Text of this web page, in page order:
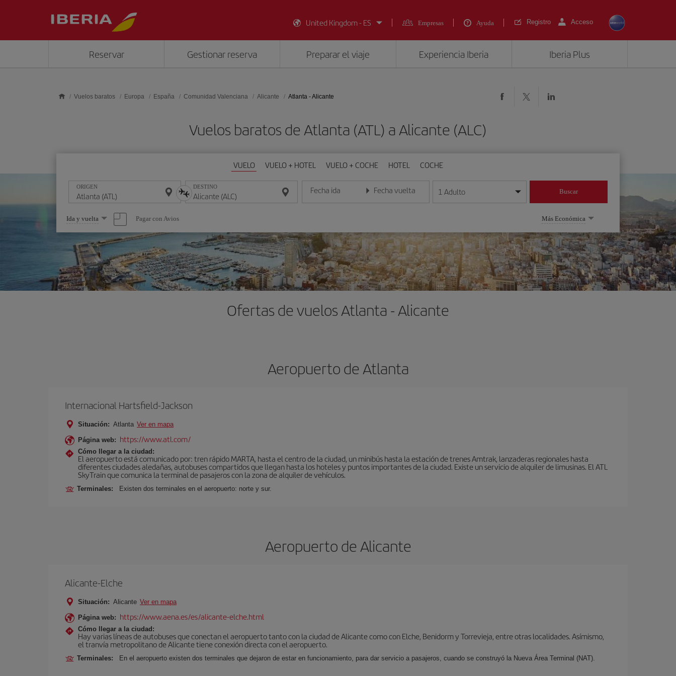
United Kingdom - ES
Empresas Ayuda Registro Acceso
Reservar Gestionar reserva Preparar el viaje Experiencia Iberia Iberia Plus
Vuelos baratos Europa España Comunidad Valenciana Alicante Atlanta - Alicante
Vuelos baratos de Atlanta (ATL) a Alicante (ALC)
VUELO VUELO + HOTEL VUELO + COCHE HOTEL COCHE
ORIGEN DESTINO Fecha ida
Introduce la fecha en formato día/mes/año
Fecha vuelta
Introduce la fecha en formato día/mes/año
1 Adulto Buscar
Seleccione
una
opción
Ida y vuelta Pagar con Avios Más Económica
Ofertas de vuelos Atlanta - Alicante
Aeropuerto de Atlanta
Internacional Hartsfield-Jackson
Situación: Atlanta Ver en mapa
Página web: https://www.atl.com/
Cómo llegar a la ciudad:
El aeropuerto está comunicado por: tren rápido MARTA, hasta el centro de la ciudad, un minibús hasta la estación de trenes Amtrak, lanzaderas regionales hasta
diferentes ciudades aledañas, autobuses compartidos que llegan hasta los hoteles y puntos importantes de la ciudad. Existe un servicio de alquiler de limusinas. El ATL
SkyTrain que comunica la terminal de pasajeros con la zona de alquiler de vehículos.
Terminales: Existen dos terminales en el aeropuerto: norte y sur.
Aeropuerto de Alicante
Alicante-Elche
Situación: Alicante Ver en mapa
Página web: https://www.aena.es/es/alicante-elche.html
Cómo llegar a la ciudad:
Hay varias líneas de autobuses que conectan el aeropuerto tanto con la ciudad de Alicante como con Elche, Benidorm y Torrevieja, entre otras localidades. Asímismo,
el tranvía metropolitano de Alicante tiene conexión directa con el aeropuerto.
Terminales: En el aeropuerto existen dos terminales que dejaron de estar en funcionamiento, para dar servicio a pasajeros, cuando se construyó la Nueva Área Terminal (NAT).